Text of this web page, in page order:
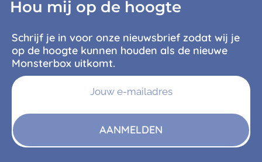
Hou mij op de hoogte
Schrijf je in voor onze nieuwsbrief zodat wij je
op de hoogte kunnen houden als de nieuwe
Monsterbox uitkomt.
AANMELDEN